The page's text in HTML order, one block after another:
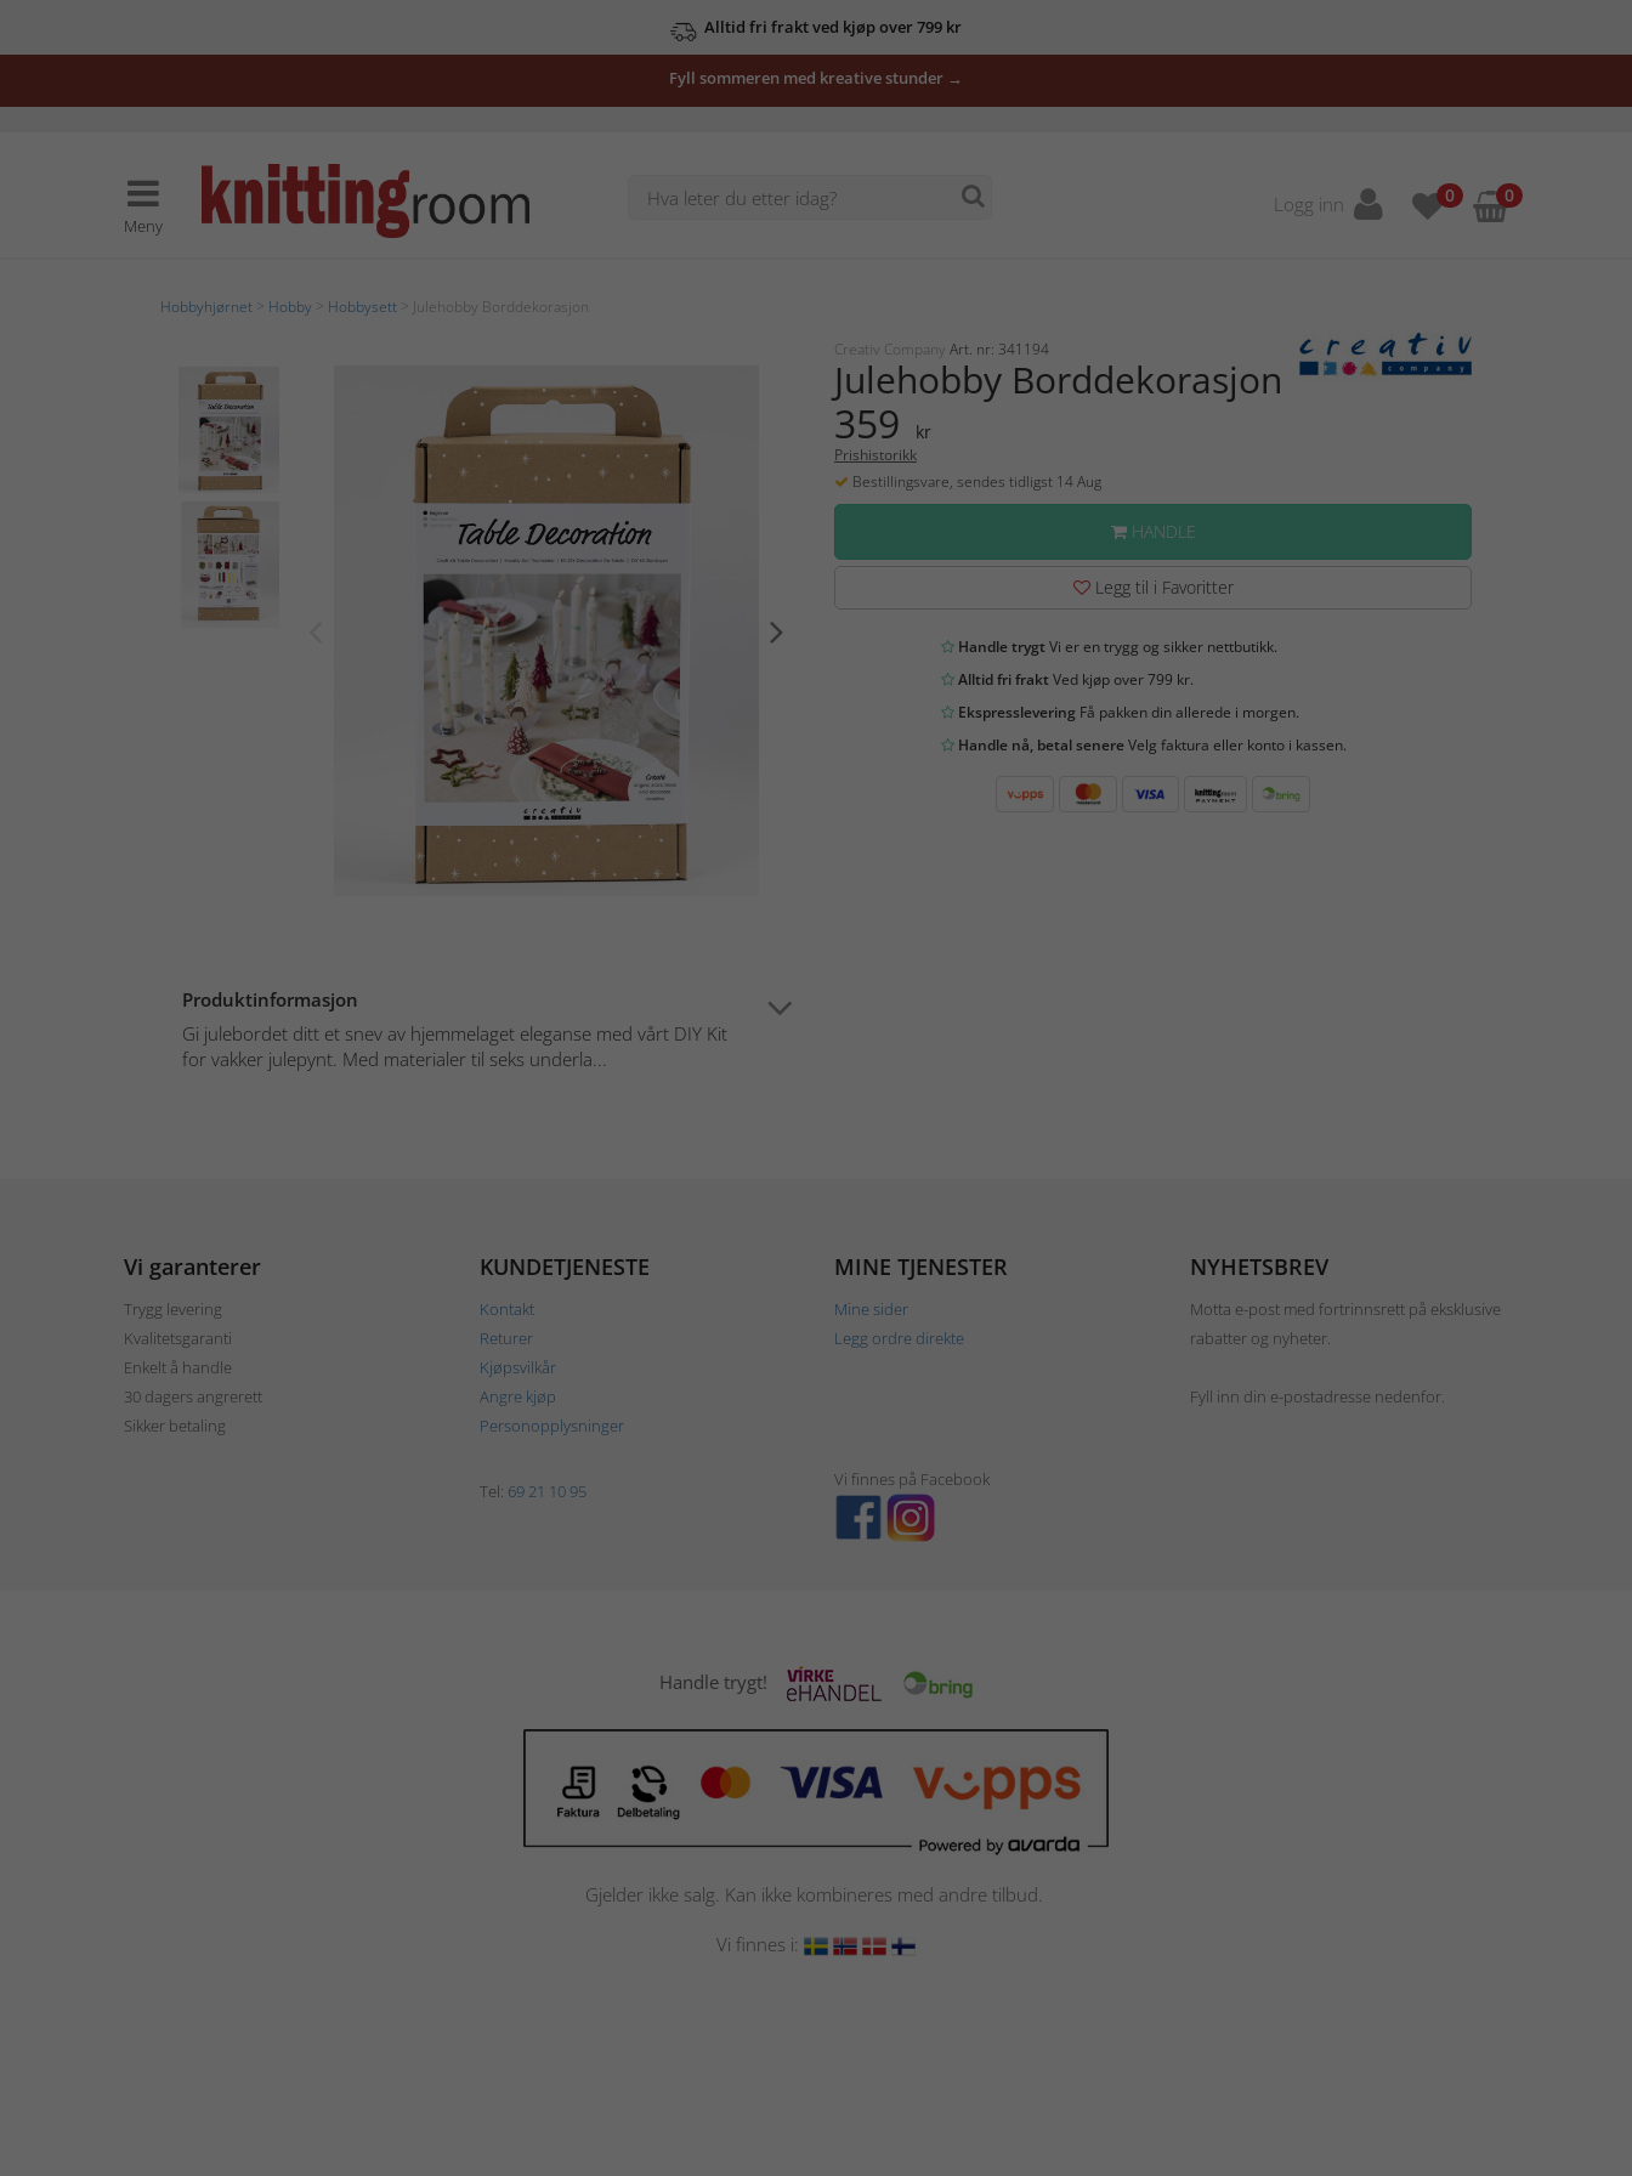
Alltid fri frakt ved kjøp over 799 kr
Fyll sommeren med kreative stunder →
Meny
Logg inn 0 0
Hobbyhjørnet Hobby Hobbysett > Julehobby Borddekorasjon
Produktinformasjon
Gi julebordet ditt et snev av hjemmelaget eleganse med vårt DIY Kit
for vakker julepynt. Med materialer til seks underla...
Creativ Company Art. nr: 341194
Julehobby Borddekorasjon
359 kr
Prishistorikk
Bestillingsvare, sendes tidligst 14 Aug
HANDLE
Legg til i Favoritter
Handle trygtVi er en trygg og sikker nettbutikk.
Alltid fri fraktVed kjøp over 799 kr.
EkspressleveringFå pakken din allerede i morgen.
Handle nå, betal senereVelg faktura eller konto i kassen.
Vi garanterer
Trygg levering
Kvalitetsgaranti
Enkelt å handle
30 dagers angrerett
Sikker betaling
KUNDETJENESTE
Kontakt
Returer
Kjøpsvilkår
Angre kjøp
Personopplysninger
MINE TJENESTER
Mine sider
Legg ordre direkte
NYHETSBREV
Motta e-post med fortrinnsrett på eksklusive
rabatter og nyheter.
Fyll inn din e-postadresse nedenfor.
Tel: 69 21 10 95
Vi finnes på Facebook
Handle trygt!
Gjelder ikke salg. Kan ikke kombineres med andre tilbud.
Vi finnes i: